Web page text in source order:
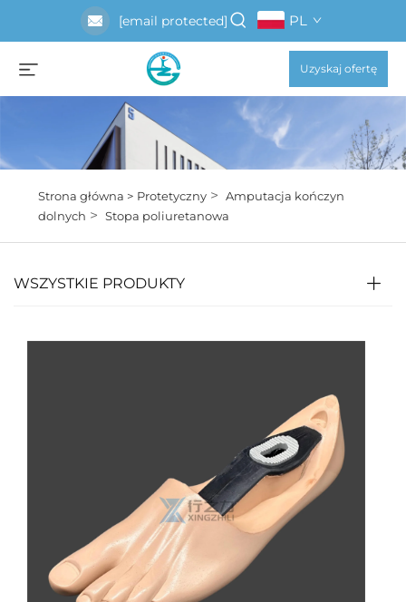
[email protected] PL
Uzyskaj ofertę
Strona główna > Protetyczny> Amputacja kończyn
dolnych > Stopa poliuretanowa
WSZYSTKIE PRODUKTY